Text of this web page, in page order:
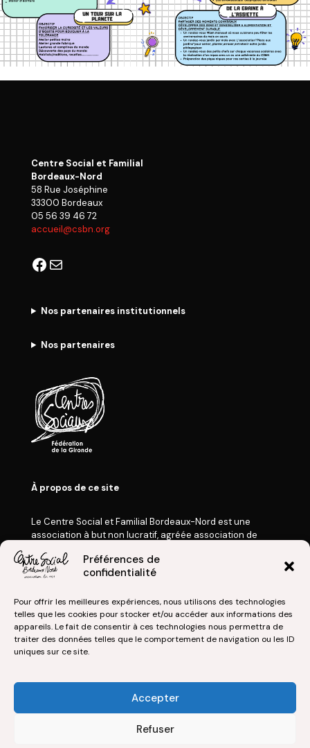
Préférences de
confidentialité
Pour offrir les meilleures expériences, nous utilisons des technologies
telles que les cookies pour stocker et/ou accéder aux informations des
appareils. Le fait de consentir à ces technologies nous permettra de
traiter des données telles que le comportement de navigation ou les ID
uniques sur ce site.
Accepter
Refuser
Centre Social et Familial
Bordeaux-Nord
58 Rue Joséphine
33300 Bordeaux
05 56 39 46 72
accueil@csbn.org
Facebook
E-mail
Nos partenaires institutionnels
Nos partenaires
À propos de ce site
Le Centre Social et Familial Bordeaux-Nord est une
association à but non lucratif, agréée association de
Fédération des Centres Sociaux de France et
de la Fédération des Centres Sociaux de la Gironde.
Nos Actualités
Mentions légales
Politique de confidentialité
© Centre Social et Familial Bordeaux-Nord | 2026